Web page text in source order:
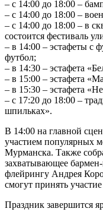
– с 14:00 до 18:00 –
– с 14:00 до 18:00 –
– с 14:00 до 18:00 – в
состоится фестиваль
– в 14:00 – эстафеты с
футбол;
– в 14:30 – эстафета
– в 15:00 – эстафета
– в 15:30 – эстафета
– с 17:20 до 18:00 –
шпильках».
В 14:00 на главной
участием популярных
Мурманска. Также
захватывающее
флейрингу Андрея
смогут принять
Праздник завершится